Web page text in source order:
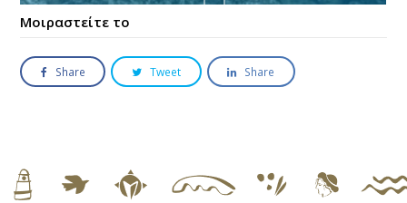
Μοιραστείτε το
Share Tweet Share